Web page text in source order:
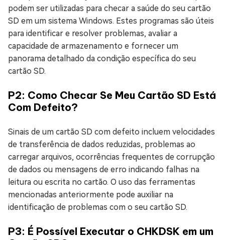
podem ser utilizadas para checar a saúde do seu cartão
SD em um sistema Windows. Estes programas são úteis
para identificar e resolver problemas, avaliar a
capacidade de armazenamento e fornecer um
panorama detalhado da condição específica do seu
cartão SD.
P2: Como Checar Se Meu Cartão SD Está
Com Defeito?
Sinais de um cartão SD com defeito incluem velocidades
de transferência de dados reduzidas, problemas ao
carregar arquivos, ocorrências frequentes de corrupção
de dados ou mensagens de erro indicando falhas na
leitura ou escrita no cartão. O uso das ferramentas
mencionadas anteriormente pode auxiliar na
identificação de problemas com o seu cartão SD.
P3: É Possível Executar o CHKDSK em um